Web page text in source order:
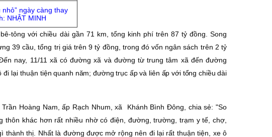
ngày càng thay
NHẬT MINH
tông với chiều dài gần 71 km, tổng kinh phí trên 87 tỷ đồng. Song
39 cầu, tổng trị giá trên 9 tỷ đồng, trong đó vốn ngân sách trên 2 tỷ
nay, 11/11 xã có đường xã và đường từ trung tâm xã đến đường
đi lại thuận tiện quanh năm; đường trục ấp và liên ấp với tổng chiều dài
Hoàng Nam, ấp Rạch Nhum, xã Khánh Bình Ðông, chia sẻ: "So
khác hơn rất nhiều nhờ có điện, đường, trường, trạm y tế, chợ,
thị. Nhất là đường được mở rộng nên đi lại rất thuận tiện, xe ô